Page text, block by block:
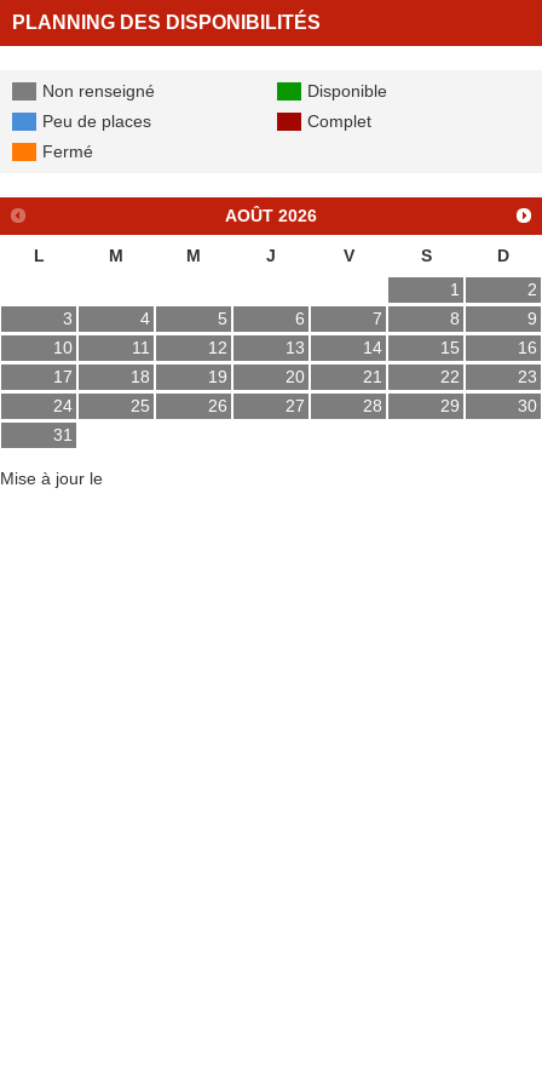
PLANNING DES DISPONIBILITÉS
Non renseigné
Disponible
Peu de places
Complet
Fermé
AOÛT 2026
L M M J V S
D
1
2
3
4 5 6 7 8
9
10
11 12 13 14 15
16
17
18 19 20 21 22
23
24
25 26 27 28 29
30
31
Mise à jour le